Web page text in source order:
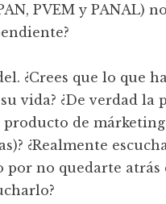
PVEM y PANAL)
¿Crees que lo que
vida? ¿De verdad la
de
¿Realmente
por no quedarte